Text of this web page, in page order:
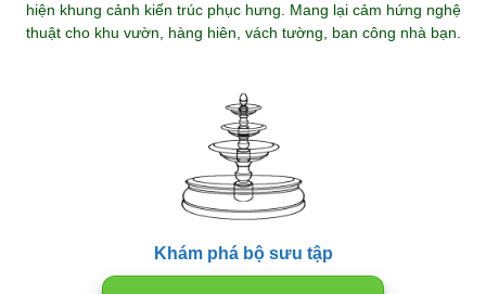
hiện khung cảnh kiến trúc phục hưng. Mang lại cảm hứng nghệ
thuật cho khu vườn, hàng hiên, vách tường, ban công nhà bạn.
Khám phá bộ sưu tập